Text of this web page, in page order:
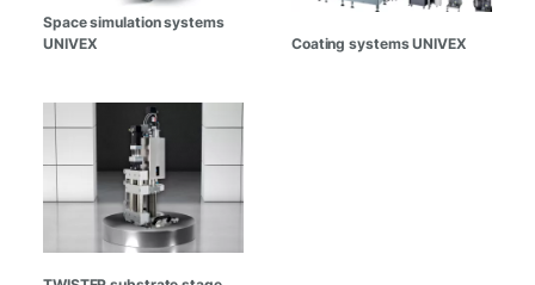
Space simulation systems
UNIVEX
Coating systems UNIVEX